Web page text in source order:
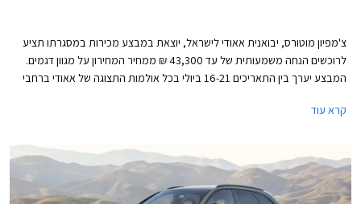
צ'מפיון מוטורס, יבואנית אאודי לישראל, יוצאת במבצע מכירות במסגרתו תציע
לרוכשים הנחה משמעותית של עד 43,300 ₪ ממחיר המחירון על מגוון דגמים.
המבצע יערך בין התאריכים 16-21 ביולי בכל אולמות התצוגה של אאודי ברחבי
קרא עוד